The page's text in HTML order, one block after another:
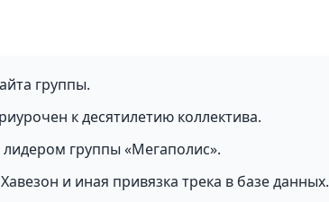
группы.
к десятилетию коллектива.
группы «Мегаполис».
и иная привязка трека в базе данных.